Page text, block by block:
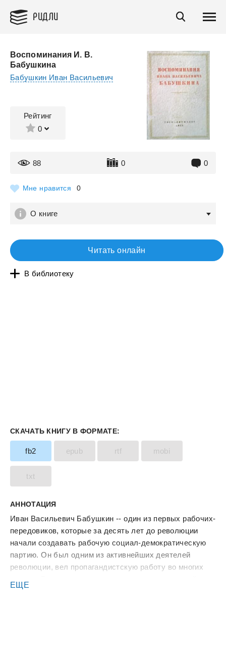
РИДЛИ
Воспоминания И. В.
Бабушкина
Бабушкин Иван Васильевич
Рейтинг
0
88 0 0
Мне нравится 0
О книге
Читать онлайн
В библиотеку
СКАЧАТЬ КНИГУ В ФОРМАТЕ:
fb2 epub rtf mobi
txt
АННОТАЦИЯ
Иван Васильевич Бабушкин -- один из первых рабочих-
передовиков, которые за десять лет до революции
начали создавать рабочую социал-демократическую
партию. Он был одним из активнейших деятелей
революции, вел пропагандистскую работу во многих
"Искры", возглавлял революционное движение в
ЕЩЕ